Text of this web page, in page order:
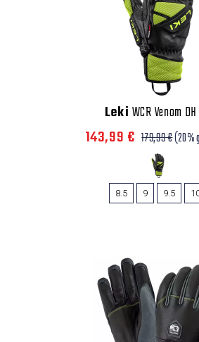
Leki WCR Venom
143,99 € 179,99 €(20%
8.5 9 9.5